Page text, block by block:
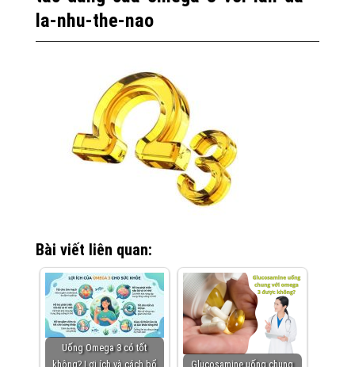
la-nhu-the-nao
Bài viết liên quan:
Uống Omega 3 có tốt
không? Lợi ích và cách bổ
Glucosamine uống chung